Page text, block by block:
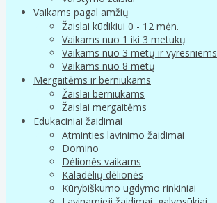
Vaikams pagal amžių
Žaislai kūdikiui 0 - 12 mėn.
Vaikams nuo 1 iki 3 metukų
Vaikams nuo 3 metų ir vyresniems
Vaikams nuo 8 metų
Mergaitėms ir berniukams
Žaislai berniukams
Žaislai mergaitėms
Edukaciniai žaidimai
Atminties lavinimo žaidimai
Domino
Dėlionės vaikams
Kaladėlių dėlionės
Kūrybiškumo ugdymo rinkiniai